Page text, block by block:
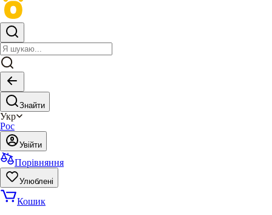
Знайти
Укр
Рос
Увійти
Порівняння
Улюблені
Кошик